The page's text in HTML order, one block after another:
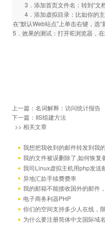
3．添加首页文件名：转到“文档
4．添加虚拟目录：比如你的主
在“默认Web站点”上单击右键，选“
5．效果的测试：打开IE浏览器，
上一篇： 名词解释：访问统计报告
下一篇： IIS组建方法
>> 相关文章
我想把我收到的邮件转发到我
我的文件被误删除了,如何恢复
我司Linux虚拟主机用php发送
异地汇款手续费费率
我的邮箱不能接收国外的邮件
电子商务利器PHP
你们的空间支持多少人在线，
为什么要注册简体中文国际域名